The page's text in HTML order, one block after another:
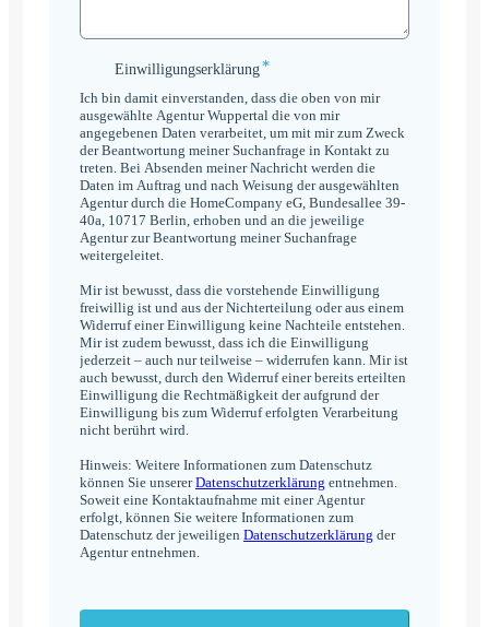
Einwilligungserklärung
Einwilligungserklärung*
Ich bin damit einverstanden, dass die oben von mir
ausgewählte Agentur Wuppertal die von mir
angegebenen Daten verarbeitet, um mit mir zum Zweck
der Beantwortung meiner Suchanfrage in Kontakt zu
treten. Bei Absenden meiner Nachricht werden die
Daten im Auftrag und nach Weisung der ausgewählten
Agentur durch die HomeCompany eG, Bundesallee 39-
40a, 10717 Berlin, erhoben und an die jeweilige
Agentur zur Beantwortung meiner Suchanfrage
weitergeleitet.
Mir ist bewusst, dass die vorstehende Einwilligung
freiwillig ist und aus der Nichterteilung oder aus einem
Widerruf einer Einwilligung keine Nachteile entstehen.
Mir ist zudem bewusst, dass ich die Einwilligung
jederzeit – auch nur teilweise – widerrufen kann. Mir ist
auch bewusst, durch den Widerruf einer bereits erteilten
Einwilligung die Rechtmäßigkeit der aufgrund der
Einwilligung bis zum Widerruf erfolgten Verarbeitung
nicht berührt wird.
Hinweis: Weitere Informationen zum Datenschutz
können Sie unsererDatenschutzerklärung entnehmen.
Soweit eine Kontaktaufnahme mit einer Agentur
erfolgt, können Sie weitere Informationen zum
Datenschutz der jeweiligen Datenschutzerklärung der
Agentur entnehmen.